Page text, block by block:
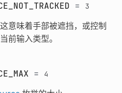
= 3
意味着手部被遮挡，或控制
前输入类型。
= 4